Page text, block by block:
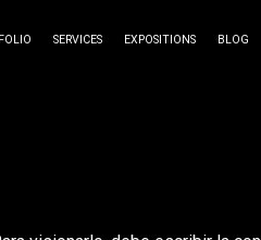
SERVICES EXPOSITIONS BLOG